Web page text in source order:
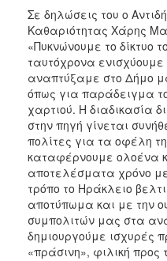
Σε δηλώσεις του ο
Καθαριότητας Χάρης
«Πυκνώνουμε το δίκτυο
ταυτόχρονα
αναπτύξαμε στο Δήμο
όπως για παράδειγμα
χαρτιού. Η διαδικασία
στην πηγή γίνεται
πολίτες για τα οφέλη
καταφέρνουμε ολοένα
αποτελέσματα χρόνο
τρόπο το Ηράκλειο
αποτύπωμα και με την
συμπολιτών μας στα
δημιουργούμε ισχυρές
«πράσινη», φιλική